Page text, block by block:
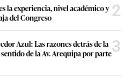
la experiencia, nivel académico y
del Congreso
2
Azul: Las razones detrás de la
de la Av. Arequipa por parte3